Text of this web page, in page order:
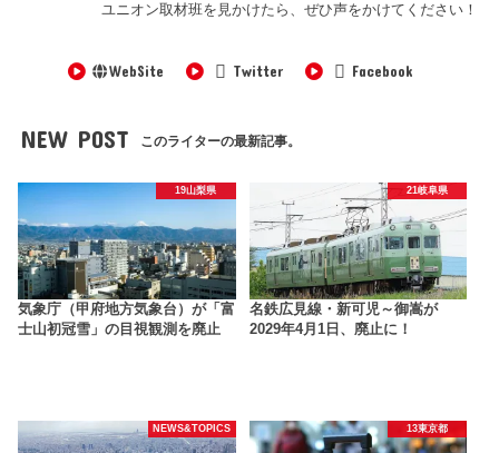
ユニオン取材班を見かけたら、ぜひ声をかけてください！
WebSite Twitter Facebook
NEW POST このライターの最新記事。
19山梨県
気象庁（甲府地方気象台）が「富
士山初冠雪」の目視観測を廃止
21岐阜県
名鉄広見線・新可児～御嵩が
2029年4月1日、廃止に！
NEWS&TOPICS 13東京都